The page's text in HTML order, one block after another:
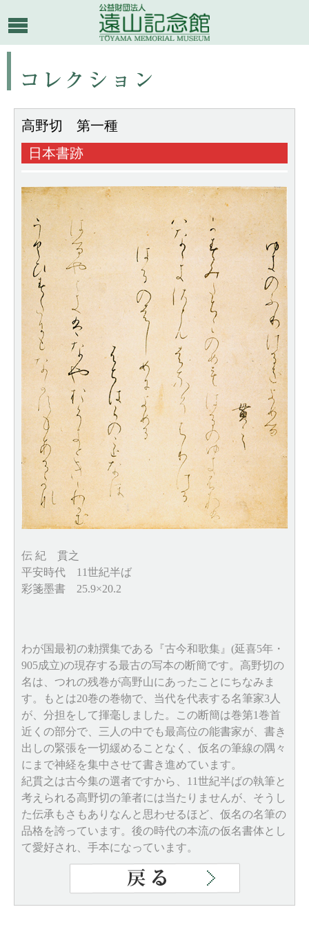
高野切 第一種
日本書跡
伝 紀 貫之
平安時代 11世紀半ば
彩箋墨書 25.9×20.2
わが国最初の勅撰集である『古今和歌集』(延喜5年・
905成立)の現存する最古の写本の断簡です。高野切の
名は、つれの残巻が高野山にあったことにちなみま
す。もとは20巻の巻物で、当代を代表する名筆家3人
が、分担をして揮毫しました。この断簡は巻第1巻首
近くの部分で、三人の中でも最高位の能書家が、書き
出しの緊張を一切緩めることなく、仮名の筆線の隅々
にまで神経を集中させて書き進めています。
紀貫之は古今集の選者ですから、11世紀半ばの執筆と
考えられる高野切の筆者には当たりませんが、そうし
た伝承もさもありなんと思わせるほど、仮名の名筆の
品格を誇っています。後の時代の本流の仮名書体とし
て愛好され、手本になっています。